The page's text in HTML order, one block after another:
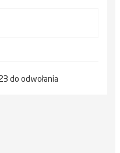
do odwołania